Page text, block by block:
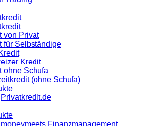
von Privat
für Selbständige
Kredit
ohne Schufa
(ohne Schufa)
Privatkredit.de
moneymeets Finanzmanagement